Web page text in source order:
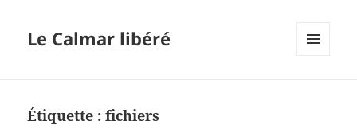
Le Calmar libéré
Étiquette :fichiers